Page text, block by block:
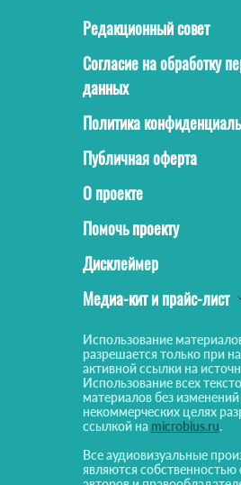
Редакционный совет
Согласие на обработку
данных
Политика
Публичная оферта
О проекте
Помочь проекту
Дисклеймер
Медиа-кит и прайс-лист
Использование
разрешается только при
активной ссылки на
Использование всех
материалов без изменений
некоммерческих целях
ссылкой на microbius.ru.
Все аудиовизуальные
являются собственностью